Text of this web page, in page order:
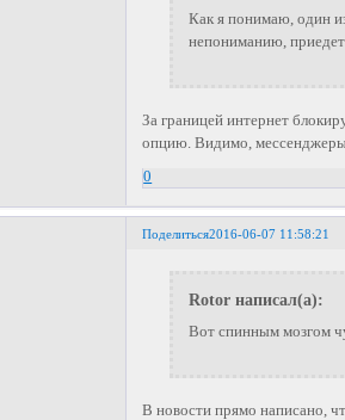
Как я понимаю, один
непониманию,
За границей интернет
опцию. Видимо, мессенджеры
0
Поделиться2016-06-07 11:58:21
Rotor написал(а):
Вот спинным мозгом
В новости прямо написано,